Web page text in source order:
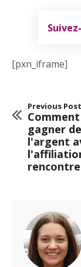
[pxn_iframe]
Previous Post
Comment
gagner de
l'argent
rencontre